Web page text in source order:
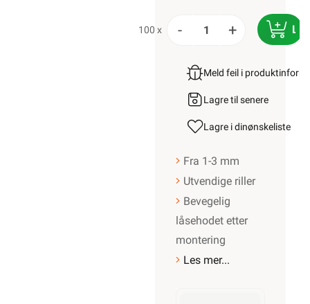
100 x - +
Meld feil i
Lagre til senere
Lagre i dinønskeliste
Fra 1-3 mm
Utvendige riller
Bevegelig
låsehodet etter
montering
Les mer...